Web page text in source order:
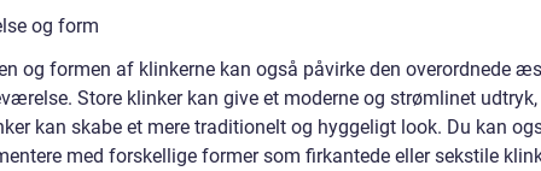
og form
og formen af klinkerne kan også påvirke den overordnede
Store klinker kan give et moderne og strømlinet
kan skabe et mere traditionelt og hyggeligt look. Du kan
med forskellige former som firkantede eller sekstile